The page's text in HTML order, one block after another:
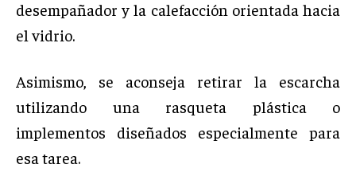
desempañador y la calefacción orientada hacia
el vidrio.
Asimismo, se aconseja retirar la escarcha
utilizando una rasqueta plástica o
implementos diseñados especialmente para
esa tarea.